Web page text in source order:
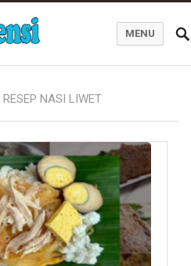
MENU
RESEP NASI LIWET